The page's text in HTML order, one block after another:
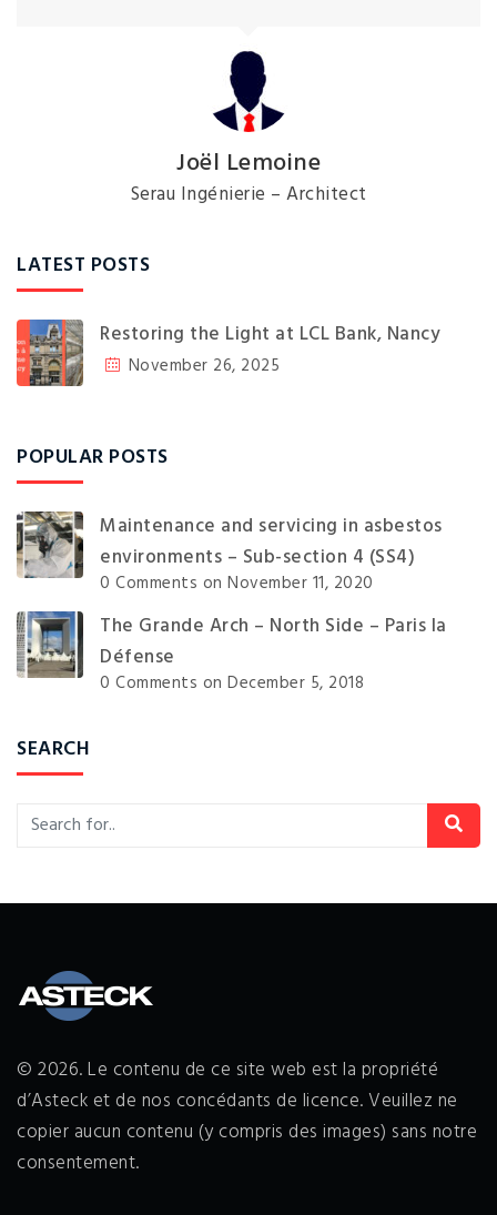
Joël Lemoine
Serau Ingénierie – Architect
LATEST POSTS
Restoring the Light at LCL Bank, Nancy
November 26, 2025
POPULAR POSTS
Maintenance and servicing in asbestos
environments – Sub-section 4 (SS4)
0 Comments on November 11, 2020
The Grande Arch – North Side – Paris la
Défense
0 Comments on December 5, 2018
SEARCH
© 2026. Le contenu de ce site web est la propriété
d’Asteck et de nos concédants de licence. Veuillez ne
copier aucun contenu (y compris des images) sans notre
consentement.